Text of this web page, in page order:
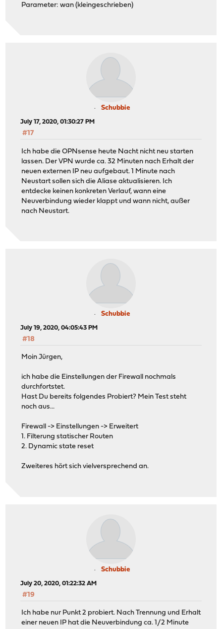
Parameter: wan (kleingeschrieben)
Schubbie
July 17, 2020, 01:30:27 PM
#17
Ich habe die OPNsense heute Nacht nicht neu starten
lassen. Der VPN wurde ca. 32 Minuten nach Erhalt der
neuen externen IP neu aufgebaut. 1 Minute nach
Neustart sollen sich die Aliase aktualisieren. Ich
entdecke keinen konkreten Verlauf, wann eine
Neuverbindung wieder klappt und wann nicht, außer
nach Neustart.
Schubbie
July 19, 2020, 04:05:43 PM
#18
Moin Jürgen,
ich habe die Einstellungen der Firewall nochmals
durchfortstet.
Hast Du bereits folgendes Probiert? Mein Test steht
noch aus...
Firewall -> Einstellungen -> Erweitert
1. Filterung statischer Routen
2. Dynamic state reset
Zweiteres hört sich vielversprechend an.
Schubbie
July 20, 2020, 01:22:32 AM
#19
Ich habe nur Punkt 2 probiert. Nach Trennung und Erhalt
einer neuen IP hat die Neuverbindung ca. 1/2 Minute